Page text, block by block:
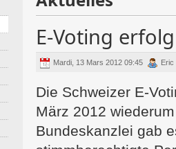
E-Voting
Mardi, 13 Mars 2012 09:45 Eric
Die Schweizer E-
März 2012
Bundeskanzlei gab